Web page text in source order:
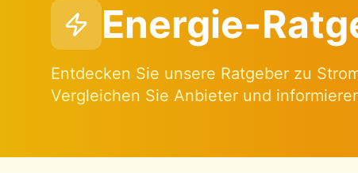
Energie-
Entdecken Sie unsere Ratgeber zu
Vergleichen Sie Anbieter und